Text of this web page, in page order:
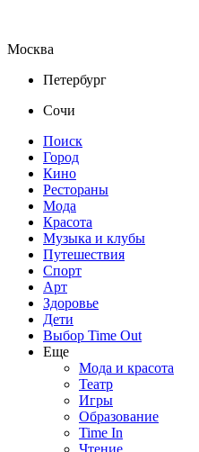
Москва
Петербург
Сочи
Поиск
Город
Кино
Рестораны
Мода
Красота
Музыка и клубы
Путешествия
Спорт
Арт
Здоровье
Дети
Выбор Time Out
Еще
Мода и красота
Театр
Игры
Образование
Time In
Чтение